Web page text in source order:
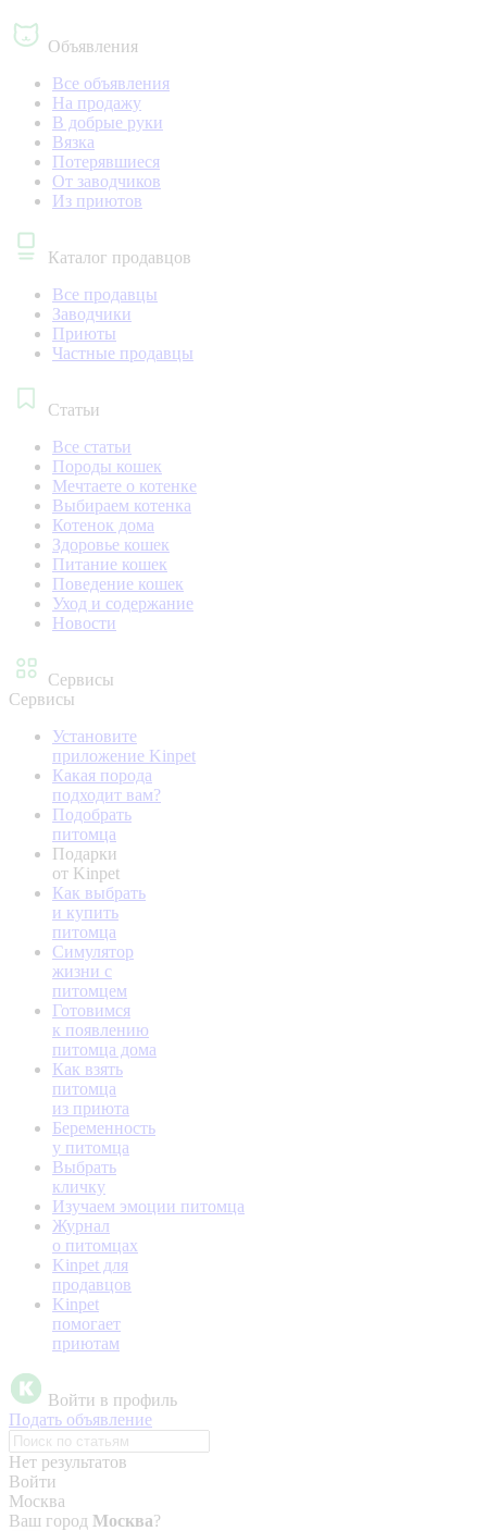
Объявления
Все объявления
На продажу
В добрые руки
Вязка
Потерявшиеся
От заводчиков
Из приютов
Каталог продавцов
Все продавцы
Заводчики
Приюты
Частные продавцы
Статьи
Все статьи
Породы кошек
Мечтаете о котенке
Выбираем котенка
Котенок дома
Здоровье кошек
Питание кошек
Поведение кошек
Уход и содержание
Новости
Сервисы
Сервисы
Установите
приложение Kinpet
Какая порода
подходит вам?
Подобрать
питомца
Подарки
от Kinpet
Как выбрать
и купить
питомца
Симулятор
жизни с
питомцем
Готовимся
к появлению
питомца дома
Как взять
питомца
из приюта
Беременность
у питомца
Выбрать
кличку
Изучаем эмоции питомца
Журнал
о питомцах
Kinpet для
продавцов
Kinpet
помогает
приютам
Войти в профиль
Подать объявление
Нет результатов
Войти
Москва
Ваш город Москва?